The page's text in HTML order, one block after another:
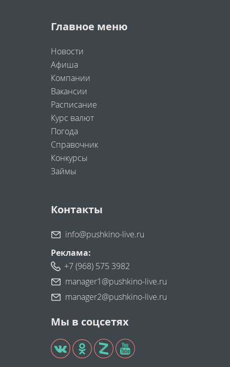
Главное меню
Новости
Афиша
Компании
Вакансии
Расписание
Курс валют
Погода
Справочник
Конкурсы
Займы
Контакты
info@pushkino-live.ru
Реклама:
+7 (968) 575 3982
manager1@pushkino-live.ru
manager2@pushkino-live.ru
Мы в соцсетях